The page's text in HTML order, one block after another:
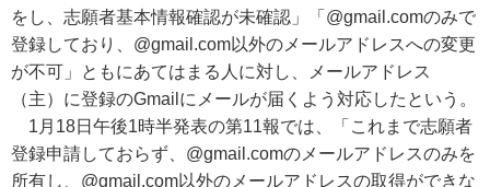
をし、志願者基本情報確認が未確認」「@gmail.comのみで
登録しており、@gmail.com以外のメールアドレスへの変更
が不可」ともにあてはまる人に対し、メールアドレス
（主）に登録のGmailにメールが届くよう対応したという。
1月18日午後1時半発表の第11報では、「これまで志願者
登録申請しておらず、@gmail.comのメールアドレスのみを
所有し、@gmail.com以外のメールアドレスの取得ができな